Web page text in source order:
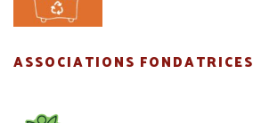
ASSOCIATIONS FONDATRICES